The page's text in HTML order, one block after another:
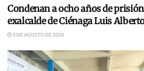
Condenan a ocho años de
exalcalde de Ciénaga Luis
5 DE AGOSTO DE 2026